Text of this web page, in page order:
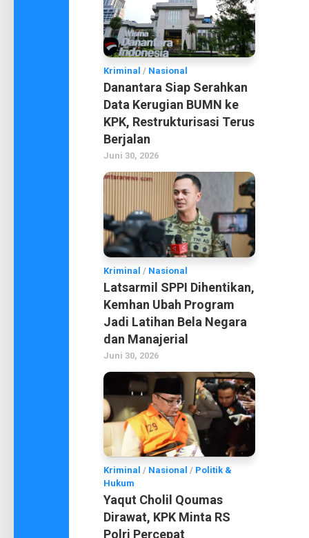
Kriminal / Nasional
Danantara Siap Serahkan
Data Kerugian BUMN ke
KPK, Restrukturisasi Terus
Berjalan
Juni 30, 2026
Kriminal / Nasional
Latsarmil SPPI Dihentikan,
Kemhan Ubah Program
Jadi Latihan Bela Negara
dan Manajerial
Juni 30, 2026
Kriminal / Nasional / Politik &
Hukum
Yaqut Cholil Qoumas
Dirawat, KPK Minta RS
Polri Percepat